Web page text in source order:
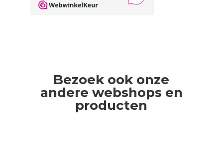
Bezoek ook onze
andere webshops en
producten